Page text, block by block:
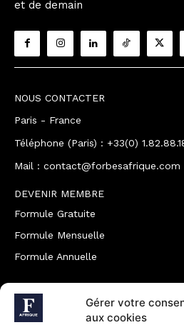
Gérer votre
aux cookies
et de demain
NOUS CONTACTER
Paris - France
Téléphone (Paris) : +33(0)
Mail : contact@forbesafrique.com
DEVENIR MEMBRE
Formule Gratuite
Formule Mensuelle
Formule Annuelle
JOINDRE L'ÉQUIPE
Rédaction